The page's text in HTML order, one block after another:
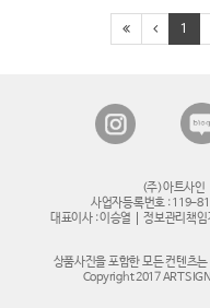
1
(주)아트사인
사업자등록번호 : 119-
대표이사 : 이승열
정보관리책임
상품사진을 포함한 모든 컨텐츠
Copyright 2017